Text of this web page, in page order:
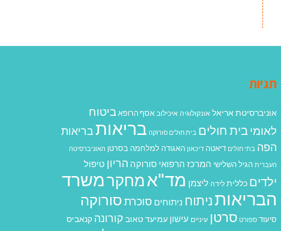
תגיות
אוניברסיטת אריאל אונקולוגיה איכילוב אסף הרופא ביטוח
לאומיבית חולים בית חולים סורוקה בריאותבריאות
הפה בתי חולים דיאטה דיכאון האגודה למלחמה בסרטן האוניברסיטה
העברית הגיל השלישי המרכז הרפואי סורוקה הריון טיפול
ילדים כללית לידה ליצמן מד"אמחקרמשרד
הבריאותניתוח ניתוחים סוכרתסורוקה
סיעוד ספורט סרטן עיניים עישון עמיעד טאוב קורונה קנאביס